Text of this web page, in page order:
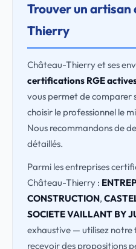
Trouver un artisan
Thierry
Château-Thierry et ses
certifications RGE
vous permet de comparer
choisir le professionnel le
Nous recommandons de
détaillés.
Parmi les entreprises
Château-Thierry :
CONSTRUCTION,
SOCIETE VAILLANT BY
exhaustive — utilisez
recevoir des propositions